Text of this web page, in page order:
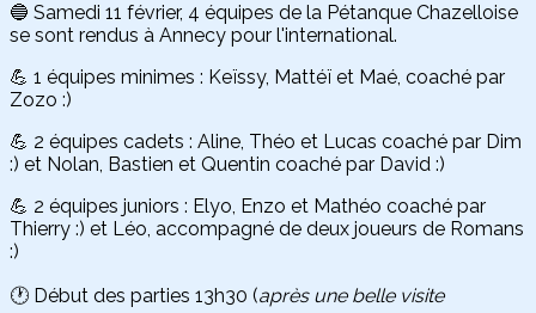
🔵 Samedi 11 février, 4 équipes de la Pétanque Chazelloise
se sont rendus à Annecy pour l'international.
💪 1 équipes minimes : Keïssy, Mattéï et Maé, coaché par
Zozo :)
💪 2 équipes cadets : Aline, Théo et Lucas coaché par Dim
:) et Nolan, Bastien et Quentin coaché par David :)
💪 2 équipes juniors : Elyo, Enzo et Mathéo coaché par
Thierry :) et Léo, accompagné de deux joueurs de Romans
:)
🕐 Début des parties 13h30 (après une belle visite